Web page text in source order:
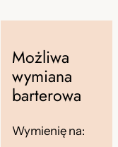
Możliwa
wymiana
barterowa
Wymienię na: